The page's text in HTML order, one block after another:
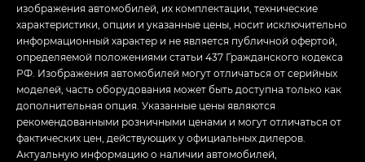
изображения автомобилей, их комплектации, технические
характеристики, опции и указанные цены, носит исключительно
информационный характер и не является публичной офертой,
определяемой положениями статьи 437 Гражданского кодекса
РФ. Изображения автомобилей могут отличаться от серийных
моделей, часть оборудования может быть доступна только как
дополнительная опция. Указанные цены являются
рекомендованными розничными ценами и могут отличаться от
фактических цен, действующих у официальных дилеров.
Актуальную информацию о наличии автомобилей,